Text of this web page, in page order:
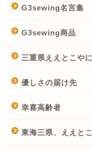
G3sewing名言集
G3sewing商品
三重県ええとこやに
優しさの届け先
幸喜高齢者
東海三県、ええと